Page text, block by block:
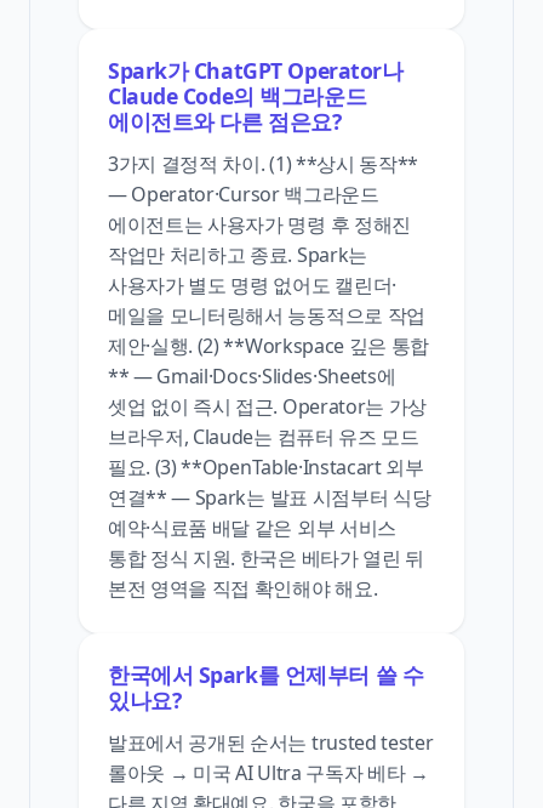
Spark가 ChatGPT Operator나
Claude Code의 백그라운드
에이전트와 다른 점은요?
3가지 결정적 차이. (1) **상시 동작**
— Operator·Cursor 백그라운드
에이전트는 사용자가 명령 후 정해진
작업만 처리하고 종료. Spark는
사용자가 별도 명령 없어도 캘린더·
메일을 모니터링해서 능동적으로 작업
제안·실행. (2) **Workspace 깊은 통합
** — Gmail·Docs·Slides·Sheets에
셋업 없이 즉시 접근. Operator는 가상
브라우저, Claude는 컴퓨터 유즈 모드
필요. (3) **OpenTable·Instacart 외부
연결** — Spark는 발표 시점부터 식당
예약·식료품 배달 같은 외부 서비스
통합 정식 지원. 한국은 베타가 열린 뒤
본전 영역을 직접 확인해야 해요.
한국에서 Spark를 언제부터 쓸 수
있나요?
발표에서 공개된 순서는 trusted tester
롤아웃 → 미국 AI Ultra 구독자 베타 →